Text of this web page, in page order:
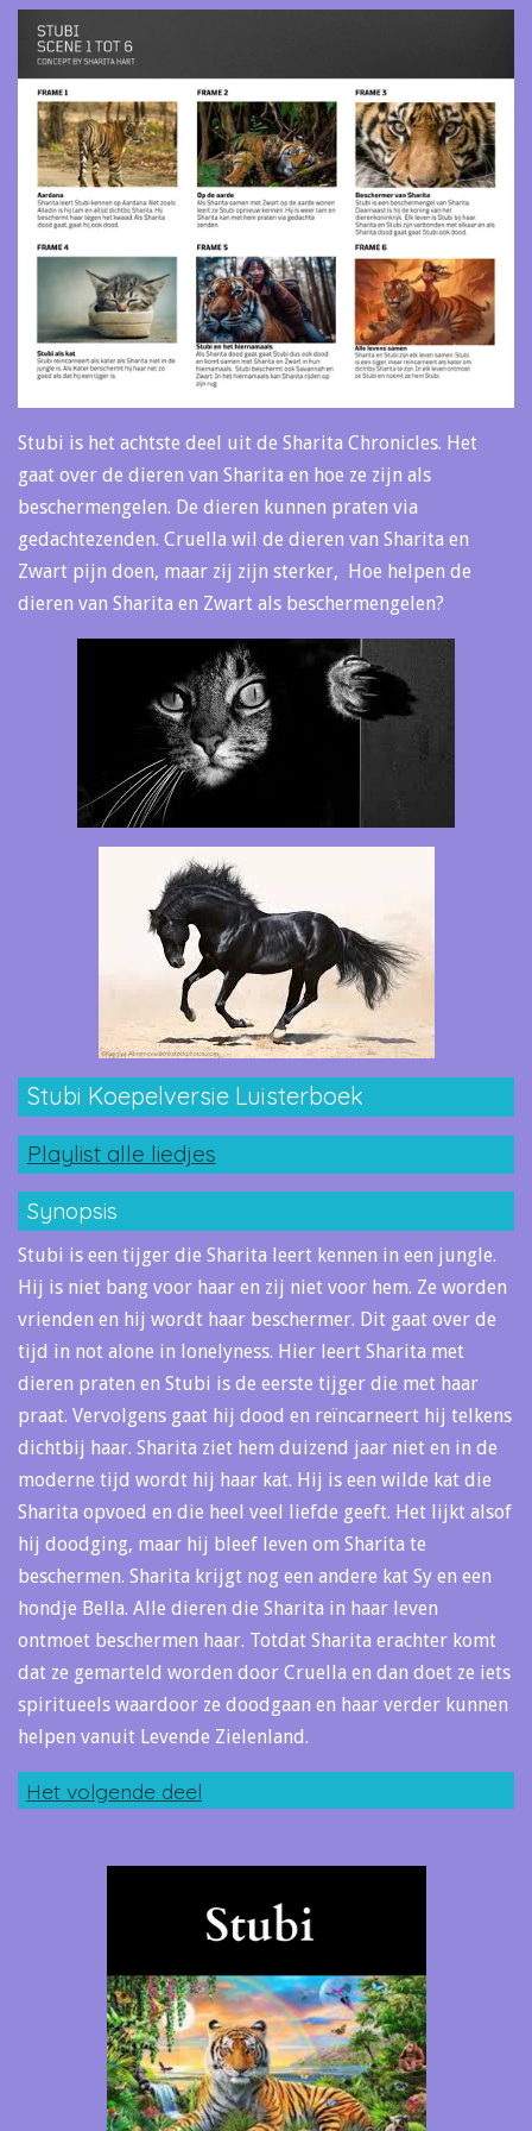
Stubi is het achtste deel uit de Sharita Chronicles. Het
gaat over de dieren van Sharita en hoe ze zijn als
beschermengelen. De dieren kunnen praten via
gedachtezenden. Cruella wil de dieren van Sharita en
Zwart pijn doen, maar zij zijn sterker, Hoe helpen de
dieren van Sharita en Zwart als beschermengelen?
Stubi Koepelversie Luisterboek
Playlist alle liedjes
Synopsis
Stubi is een tijger die Sharita leert kennen in een jungle.
Hij is niet bang voor haar en zij niet voor hem. Ze worden
vrienden en hij wordt haar beschermer. Dit gaat over de
tijd in not alone in lonelyness. Hier leert Sharita met
dieren praten en Stubi is de eerste tijger die met haar
praat. Vervolgens gaat hij dood en reïncarneert hij telkens
dichtbij haar. Sharita ziet hem duizend jaar niet en in de
moderne tijd wordt hij haar kat. Hij is een wilde kat die
Sharita opvoed en die heel veel liefde geeft. Het lijkt alsof
hij doodging, maar hij bleef leven om Sharita te
beschermen. Sharita krijgt nog een andere kat Sy en een
hondje Bella. Alle dieren die Sharita in haar leven
ontmoet beschermen haar. Totdat Sharita erachter komt
dat ze gemarteld worden door Cruella en dan doet ze iets
spiritueels waardoor ze doodgaan en haar verder kunnen
helpen vanuit Levende Zielenland.
Het volgende deel